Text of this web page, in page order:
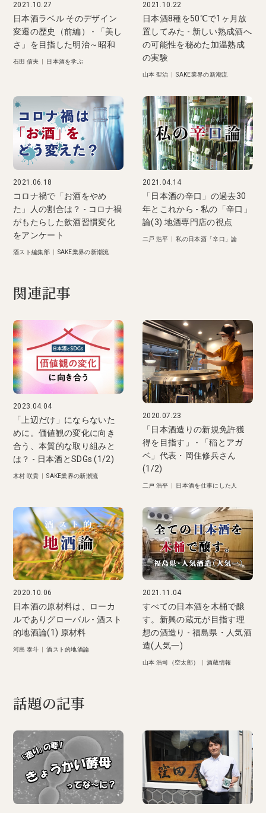
2021.10.27
日本酒ラベル そのデザイン
変遷の歴史（前編） - 「美し
さ」を目指した明治～昭和
石田 信夫 日本酒を学ぶ
2021.10.22
日本酒8種を50℃で1ヶ月放
置してみた - 新しい熟成酒へ
の可能性を秘めた加温熟成
の実験
山本 聖治 |SAKE業界の新潮流
2021.06.18
コロナ禍で「お酒をやめ
た」人の割合は？ - コロナ禍
がもたらした飲酒習慣変化
をアンケート
酒スト編集部| SAKE業界の新潮流
2021.04.14
「日本酒の辛口」の過去30
年とこれから - 私の「辛口」
論(3) 地酒専門店の視点
二戸 浩平 |私の日本酒「辛口」論
関連記事
2023.04.04
「上辺だけ」にならないた
めに。価値観の変化に向き
合う、本質的な取り組みと
は？ - 日本酒とSDGs (1/2)
木村 咲貴 |SAKE業界の新潮流
2020.07.23
「日本酒造りの新規免許獲
得を目指す」 - 「稲とアガ
ベ」代表・岡住修兵さん
(1/2)
二戸 浩平 日本酒を仕事にした人
2020.10.06
日本酒の原材料は、ローカ
ルでありグローバル - 酒スト
的地酒論(1) 原材料
河島 泰斗 |酒スト的地酒論
2021.11.04
すべての日本酒を木桶で醸
す。新興の蔵元が目指す理
想の酒造り - 福島県・人気酒
造(人気一)
山本 浩司（空太郎） 酒蔵情報
話題の記事